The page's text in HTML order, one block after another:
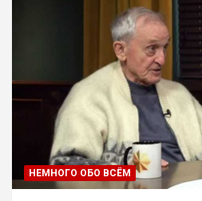
НЕМНОГО ОБО ВСЁМ